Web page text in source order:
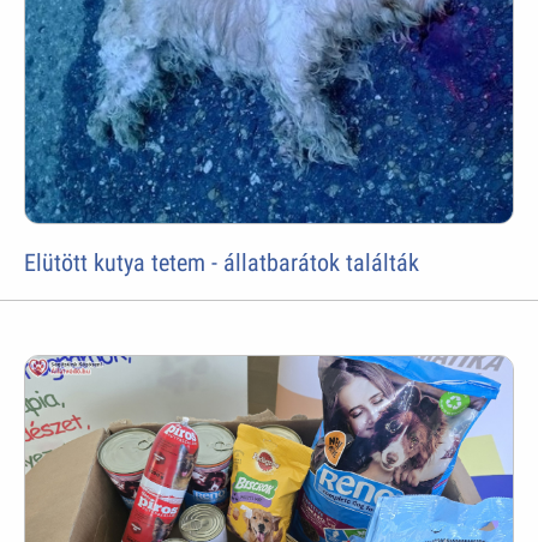
Elütött kutya tetem - állatbarátok találták